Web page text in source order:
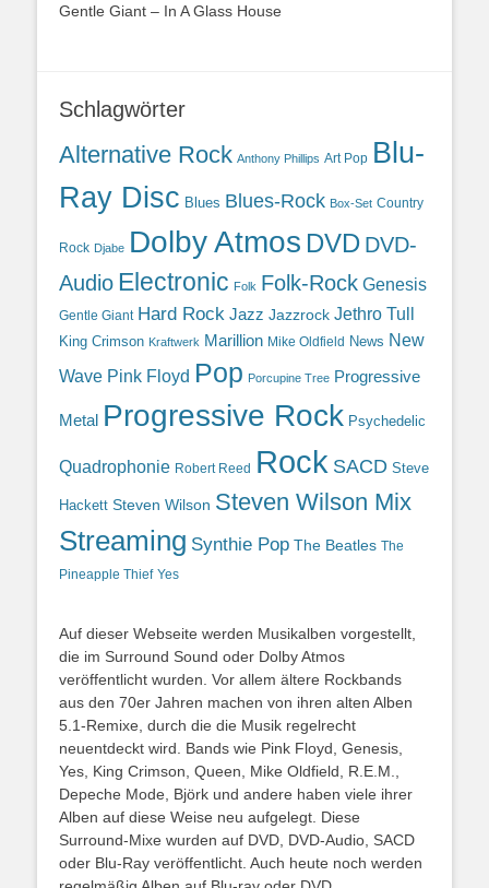
Gentle Giant – In A Glass House
Schlagwörter
Alternative Rock Anthony Phillips Art Pop Blu-
Ray Disc Blues Blues-Rock Box-Set Country
Rock Djabe Dolby Atmos DVD DVD-
Audio Electronic Folk Folk-Rock Genesis
Gentle Giant Hard Rock Jazz Jazzrock Jethro Tull
King Crimson Kraftwerk Marillion Mike Oldfield News New
Wave Pink Floyd Pop Porcupine Tree Progressive
Metal Progressive Rock Psychedelic
Quadrophonie Robert Reed Rock SACD Steve
Hackett Steven Wilson Steven Wilson Mix
Streaming Synthie Pop The Beatles The
Pineapple Thief Yes
Auf dieser Webseite werden Musikalben vorgestellt,
die im Surround Sound oder Dolby Atmos
veröffentlicht wurden. Vor allem ältere Rockbands
aus den 70er Jahren machen von ihren alten Alben
5.1-Remixe, durch die die Musik regelrecht
neuentdeckt wird. Bands wie Pink Floyd, Genesis,
Yes, King Crimson, Queen, Mike Oldfield, R.E.M.,
Depeche Mode, Björk und andere haben viele ihrer
Alben auf diese Weise neu aufgelegt. Diese
Surround-Mixe wurden auf DVD, DVD-Audio, SACD
oder Blu-Ray veröffentlicht. Auch heute noch werden